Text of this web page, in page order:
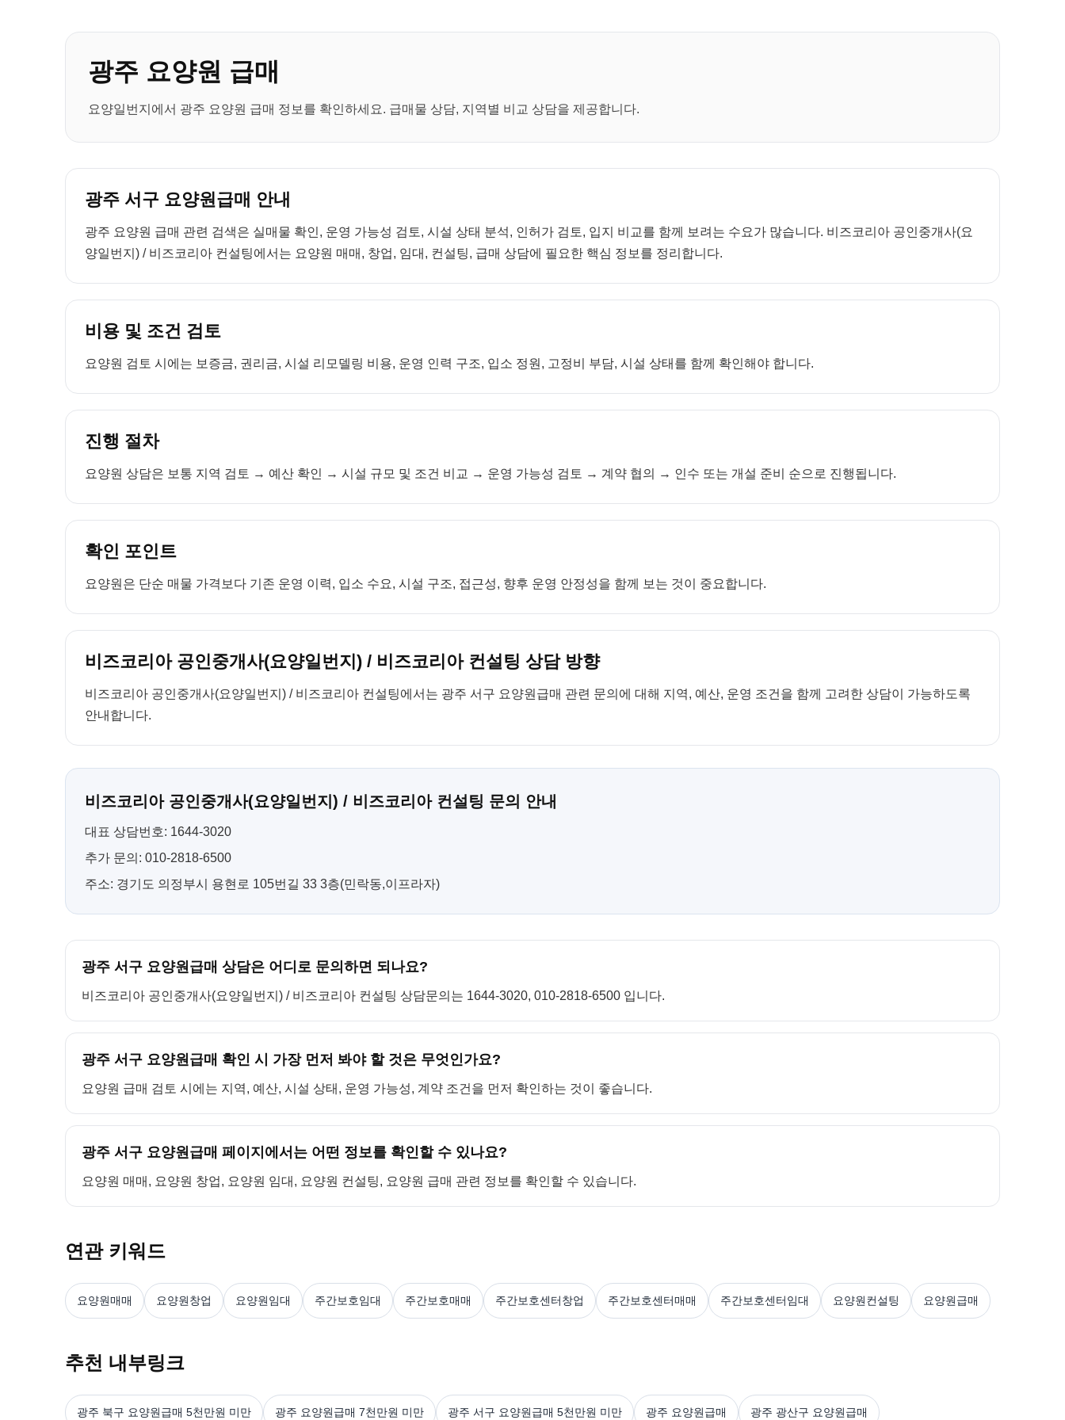
광주 요양원 급매
요양일번지에서 광주 요양원 급매 정보를 확인하세요. 급매물 상담, 지역별 비교 상담을 제공합니다.
광주 서구 요양원급매 안내
광주 요양원 급매 관련 검색은 실매물 확인, 운영 가능성 검토, 시설 상태 분석, 인허가 검토, 입지 비교를 함께 보려는 수요가 많습니다. 비즈코리아 공인중개사(요
양일번지) / 비즈코리아 컨설팅에서는 요양원 매매, 창업, 임대, 컨설팅, 급매 상담에 필요한 핵심 정보를 정리합니다.
비용 및 조건 검토
요양원 검토 시에는 보증금, 권리금, 시설 리모델링 비용, 운영 인력 구조, 입소 정원, 고정비 부담, 시설 상태를 함께 확인해야 합니다.
진행 절차
요양원 상담은 보통 지역 검토 → 예산 확인 → 시설 규모 및 조건 비교 → 운영 가능성 검토 → 계약 협의 → 인수 또는 개설 준비 순으로 진행됩니다.
확인 포인트
요양원은 단순 매물 가격보다 기존 운영 이력, 입소 수요, 시설 구조, 접근성, 향후 운영 안정성을 함께 보는 것이 중요합니다.
비즈코리아 공인중개사(요양일번지) / 비즈코리아 컨설팅 상담 방향
비즈코리아 공인중개사(요양일번지) / 비즈코리아 컨설팅에서는 광주 서구 요양원급매 관련 문의에 대해 지역, 예산, 운영 조건을 함께 고려한 상담이 가능하도록
안내합니다.
비즈코리아 공인중개사(요양일번지) / 비즈코리아 컨설팅 문의 안내
대표 상담번호: 1644-3020
추가 문의: 010-2818-6500
주소: 경기도 의정부시 용현로 105번길 33 3층(민락동,이프라자)
광주 서구 요양원급매 상담은 어디로 문의하면 되나요?
비즈코리아 공인중개사(요양일번지) / 비즈코리아 컨설팅 상담문의는 1644-3020, 010-2818-6500 입니다.
광주 서구 요양원급매 확인 시 가장 먼저 봐야 할 것은 무엇인가요?
요양원 급매 검토 시에는 지역, 예산, 시설 상태, 운영 가능성, 계약 조건을 먼저 확인하는 것이 좋습니다.
광주 서구 요양원급매 페이지에서는 어떤 정보를 확인할 수 있나요?
요양원 매매, 요양원 창업, 요양원 임대, 요양원 컨설팅, 요양원 급매 관련 정보를 확인할 수 있습니다.
연관 키워드
요양원매매 요양원창업 요양원임대 주간보호임대 주간보호매매 주간보호센터창업 주간보호센터매매 주간보호센터임대 요양원컨설팅 요양원급매
추천 내부링크
광주 북구 요양원급매 5천만원 미만 광주 요양원급매 7천만원 미만 광주 서구 요양원급매 5천만원 미만 광주 요양원급매 광주 광산구 요양원급매